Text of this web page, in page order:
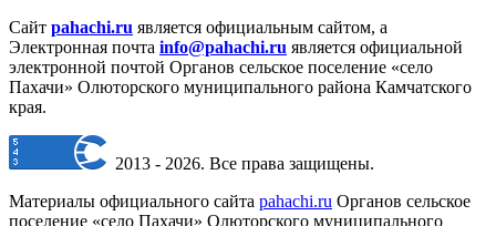
Сайт pahachi.ru является официальным сайтом, а
Электронная почта info@pahachi.ru является официальной
электронной почтой Органов сельское поселение «село
Пахачи» Олюторского муниципального района Камчатского
края.
2013 - 2026. Все права защищены.
Материалы официального сайта pahachi.ru Органов сельское
поселение «село Пахачи» Олюторского муниципального